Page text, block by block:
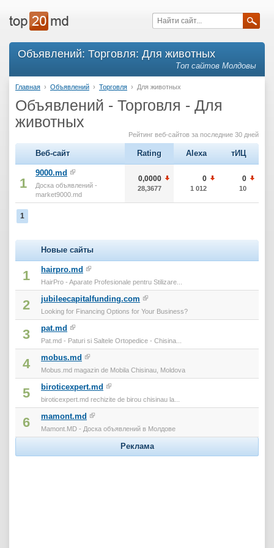
Объявлений: Торговля: Для животных
Топ сайтов Молдовы
Главная › Объявлений › Торговля › Для животных
Объявлений - Торговля - Для
животных
Рейтинг веб-сайтов за последние 30 дней
Веб-сайт Rating Alexa тИЦ
1
9000.md
Доска объявлений -
market9000.md
0,0000
28,3677
0
1 012
0
10
1
Новые сайты
1 hairpro.md
HairPro - Aparate Profesionale pentru Stilizare...
2 jubileecapitalfunding.com
Looking for Financing Options for Your Business?
3 pat.md
Pat.md - Paturi si Saltele Ortopedice - Chisina...
4 mobus.md
Mobus.md magazin de Mobila Chisinau, Moldova
5 biroticexpert.md
biroticexpert.md rechizite de birou chisinau la...
6 mamont.md
Mamont.MD - Доска объявлений в Молдове
Реклама